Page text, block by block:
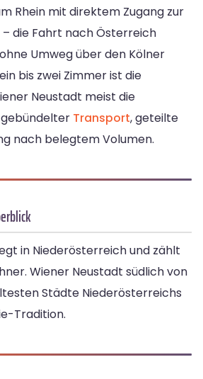
Rhein mit direktem Zugang zur
– die Fahrt nach Österreich
Umweg über den Kölner
bis zwei Zimmer ist die
Neustadt meist die
Transport, geteilte
nach belegtem Volumen.
in Niederösterreich und zählt
Wiener Neustadt südlich von
Städte Niederösterreichs
Tradition.